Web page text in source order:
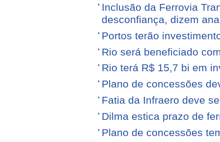
Inclusão da Ferrovia
desconfiança, dizem
Portos terão
Rio será beneficiado
Rio terá R$ 15,7 bi em
Plano de concessões
Fatia da Infraero deve
Dilma estica prazo de
Plano de concessões